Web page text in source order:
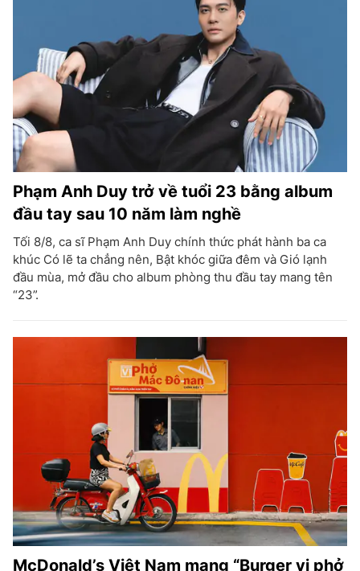
Phạm Anh Duy trở về tuổi 23 bằng album
đầu tay sau 10 năm làm nghề
Tối 8/8, ca sĩ Phạm Anh Duy chính thức phát hành ba ca
khúc Có lẽ ta chẳng nên, Bật khóc giữa đêm và Gió lạnh
đầu mùa, mở đầu cho album phòng thu đầu tay mang tên
“23”.
McDonald’s Việt Nam mang “Burger vị phở